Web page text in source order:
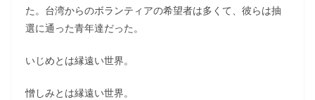
た。台湾からのボランティアの希望者は多くて、彼らは抽
選に通った青年達だった。
いじめとは縁遠い世界。
憎しみとは縁遠い世界。